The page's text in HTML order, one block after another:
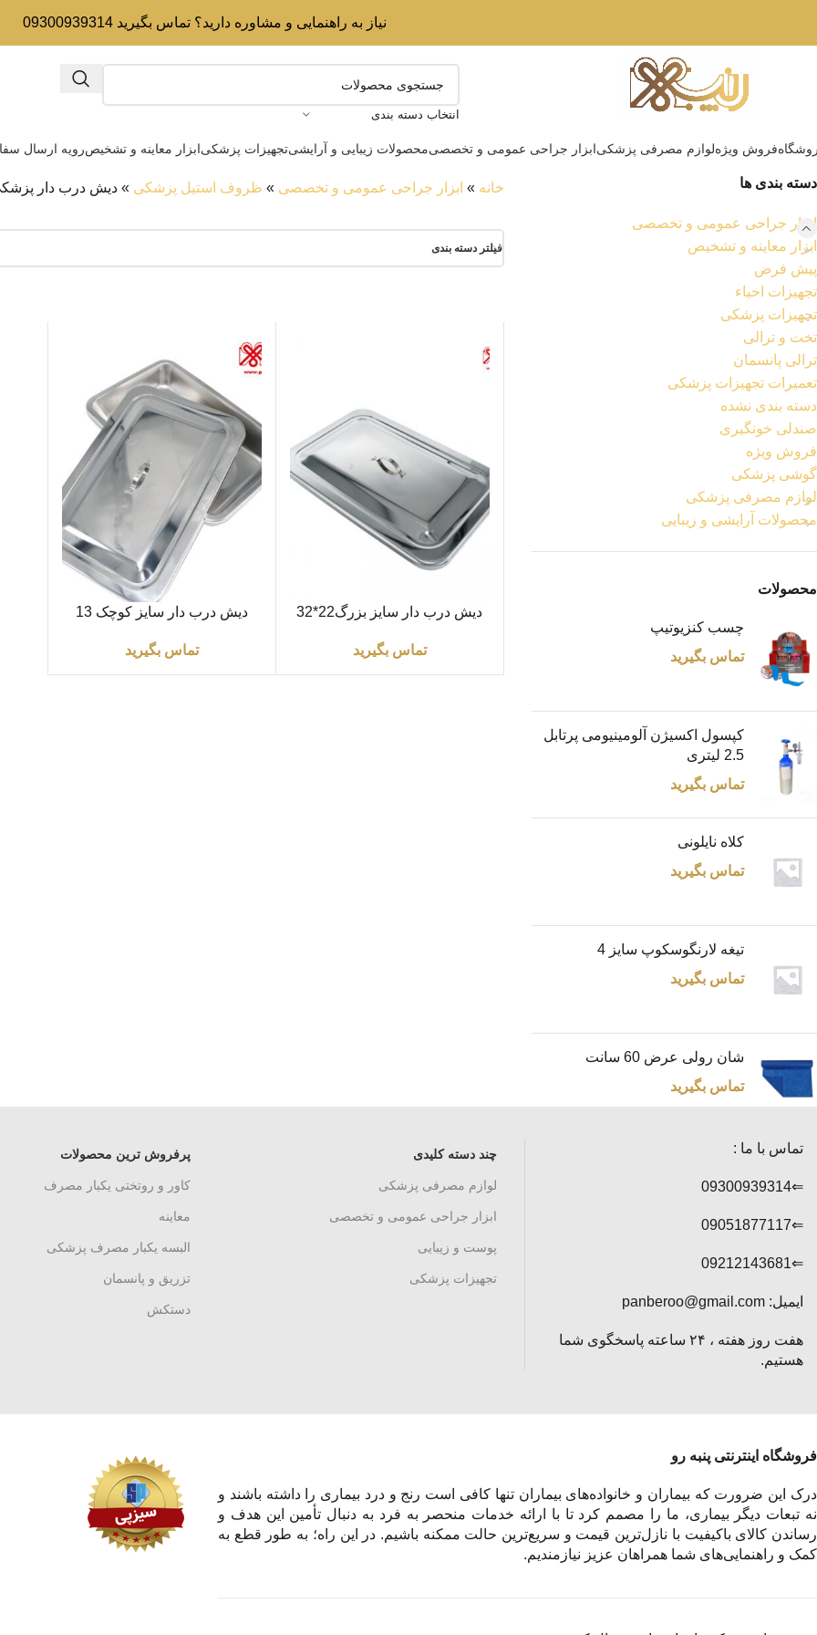
نیاز به راهنمایی و مشاوره دارید؟ تماس بگیرید 09300939314
انتخاب دسته بندی
فروش ویژهلوازم مصرفی پزشکیابزار جراحی عمومی و تخصصیمحصولات زیبایی و آرایشیتجهیزات پزشکیابزار معاینه و تشخیصرویه ارسال
دسته بندی ها
ابزار جراحی عمومی و تخصصی
ابزار معاینه و تشخیص
پیش فرض
تجهیزات احیاء
تجهیزات پزشکی
تخت و ترالی
ترالی پانسمان
تعمیرات تجهیزات پزشکی
دسته بندی نشده
صندلی خونگیری
فروش ویژه
گوشی پزشکی
لوازم مصرفی پزشکی
محصولات آرایشی و زیبایی
محصولات
چسب کنزیوتیپ
تماس بگیرید
کپسول اکسیژن آلومینیومی پرتابل
2.5 لیتری
تماس بگیرید
کلاه نایلونی
تماس بگیرید
تیغه لارنگوسکوپ سایز 4
تماس بگیرید
شان رولی عرض 60 سانت
تماس بگیرید
خانه » ابزار جراحی عمومی و تخصصی » ظروف استیل پزشکی »دیش درب دار
فیلتر دسته بندی
اطلاعات بیشتر
دیش درب دار سایز بزرگ22*32
تماس بگیرید
اطلاعات بیشتر
دیش درب دار سایز کوچک 13
تماس بگیرید
پرفروش ترین محصولات
کاور و روتختی یکبار مصرف
معاینه
البسه یکبار مصرف پزشکی
تزریق و پانسمان
دستکش
چند دسته کلیدی
لوازم مصرفی پزشکی
ابزار جراحی عمومی و تخصصی
پوست و زیبایی
تجهیزات پزشکی
تماس با ما :
⇐09300939314
⇐09051877117
⇐09212143681
ایمیل: panberoo@gmail.com
هفت روز هفته ، ۲۴ ساعته پاسخگوی شما
هستیم.
فروشگاه اینترنتی پنبه رو
درک این ضرورت که بیماران و خانواده‌های بیماران تنها کافی است رنج و درد بیماری را داشته باشند و
نه تبعات دیگر بیماری، ما را مصمم کرد تا با ارائه خدمات منحصر به فرد به دنبال تأمین این هدف و
رساندن کالای باکیفیت با نازل‌ترین قیمت و سریع‌ترین حالت ممکنه باشیم. در این راه؛ به طور قطع به
کمک و راهنمایی‌های شما همراهان عزیز نیازمندیم.